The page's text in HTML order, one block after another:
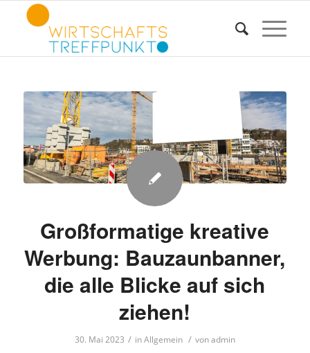
Großformatige kreative
Werbung: Bauzaunbanner,
die alle Blicke auf sich
ziehen!
30. Mai 2023 / inAllgemein / vonadmin